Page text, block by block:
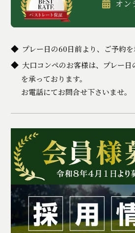
プレー日の60日前より、ご予約を
大口コンペのお客様は、プレー
を承っております。
お電話にてお問合せ下さいませ。